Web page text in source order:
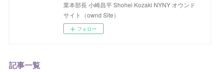
業本部長 小崎昌平 Shohei Kozaki NYNY オウンド
サイト（ownd Site）
フォロー
記事一覧